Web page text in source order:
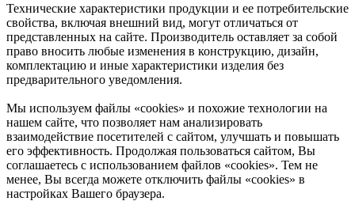
Технические характеристики продукции и ее потребительские
свойства, включая внешний вид, могут отличаться от
представленных на сайте. Производитель оставляет за собой
право вносить любые изменения в конструкцию, дизайн,
комплектацию и иные характеристики изделия без
предварительного уведомления.
Мы используем файлы «cookies» и похожие технологии на
нашем сайте, что позволяет нам анализировать
взаимодействие посетителей с сайтом, улучшать и повышать
его эффективность. Продолжая пользоваться сайтом, Вы
соглашаетесь с использованием файлов «cookies». Тем не
менее, Вы всегда можете отключить файлы «cookies» в
настройках Вашего браузера.